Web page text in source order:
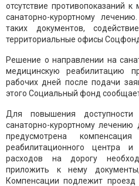
отсутствие противопоказаний
санаторно-курортному
таких документов,
территориальные офисы
Решение о направлении на
медицинскую реабилитацию
рабочих дней после подачи
этого Социальный фонд
Для повышения
санаторно-курортному
предусмотрена
реабилитационного центра
расходов на дорогу
приложить к нему
Компенсации подлежит